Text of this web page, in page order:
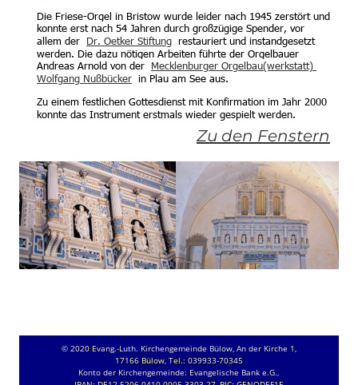
Die Friese-Orgel in Bristow wurde leider nach 1945 zerstört und
konnte erst nach 54 Jahren durch großzügige Spender, vor
allem der Dr. Oetker Stiftung
  restauriert und instandgesetzt
werden. Die dazu nötigen Arbeiten führte der Orgelbauer
Andreas Arnold von der Mecklenburger Orgelbau(werkstatt)
Wolfgang Nußbücker
  in Plau am See aus.
Zu einem festlichen Gottesdienst mit Konfirmation im Jahr 2000
konnte das Instrument erstmals wieder gespielt werden.
Zu den Fenstern
© 2020 Evang.-Luth. Kirchengemeinde Bülow, An der Kirche 1,
17166 Bülow, Tel.: 039933-70345
Konto der Kirchengemeinde: Evangelische Bank e.G.,